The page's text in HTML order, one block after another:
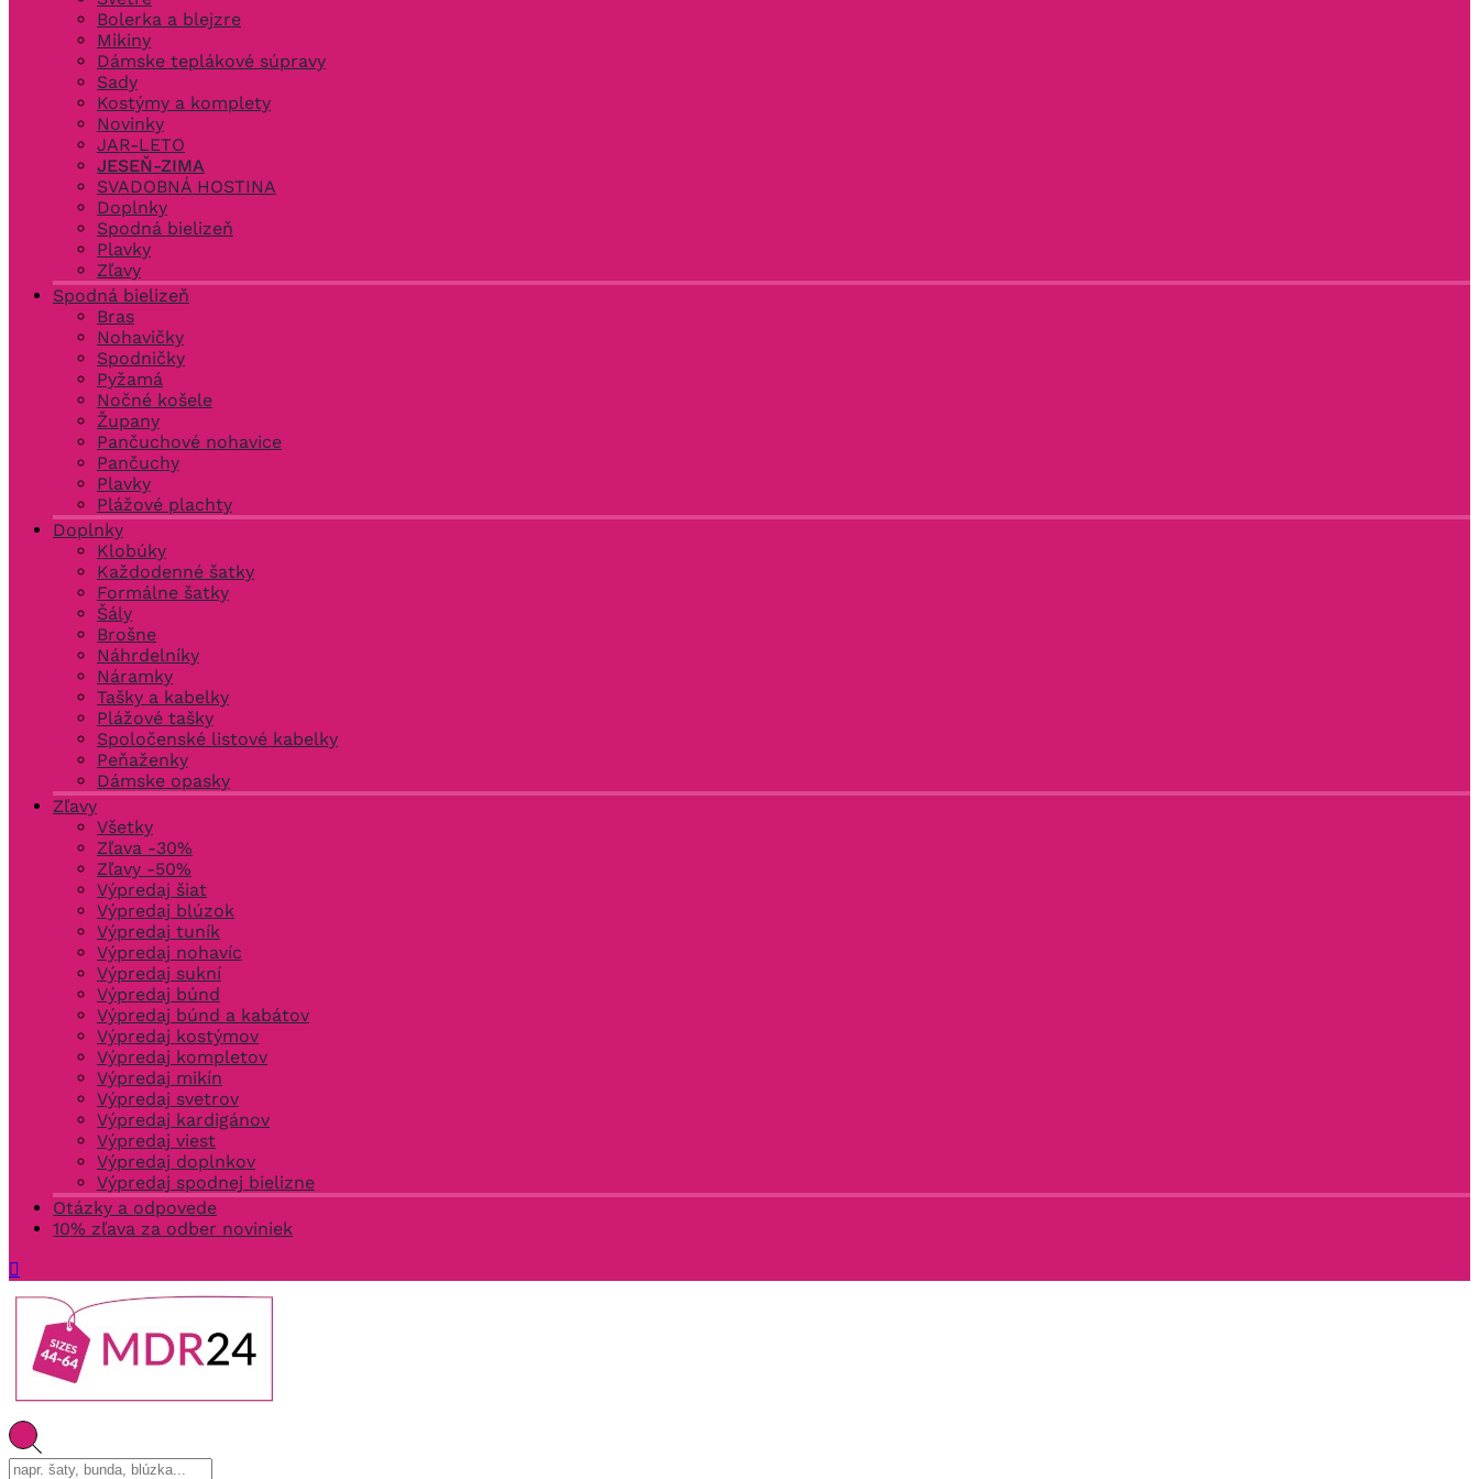
Bolerka a blejzre
Mikiny
Dámske teplákové súpravy
Sady
Kostýmy a komplety
Novinky
JAR-LETO
JESEŇ-ZIMA
SVADOBNÁ HOSTINA
Doplnky
Spodná bielizeň
Plavky
Zľavy
Spodná bielizeň
Bras
Nohavičky
Spodničky
Pyžamá
Nočné košele
Župany
Pančuchové nohavice
Pančuchy
Plavky
Plážové plachty
Doplnky
Klobúky
Každodenné šatky
Formálne šatky
Šály
Brošne
Náhrdelníky
Náramky
Tašky a kabelky
Plážové tašky
Spoločenské listové kabelky
Peňaženky
Dámske opasky
Zľavy
Všetky
Zľava -30%
Zľavy -50%
Výpredaj šiat
Výpredaj blúzok
Výpredaj tuník
Výpredaj nohavíc
Výpredaj sukní
Výpredaj búnd
Výpredaj búnd a kabátov
Výpredaj kostýmov
Výpredaj kompletov
Výpredaj mikín
Výpredaj svetrov
Výpredaj kardigánov
Výpredaj viest
Výpredaj doplnkov
Výpredaj spodnej bielizne
Otázky a odpovede
10% zľava za odber noviniek
